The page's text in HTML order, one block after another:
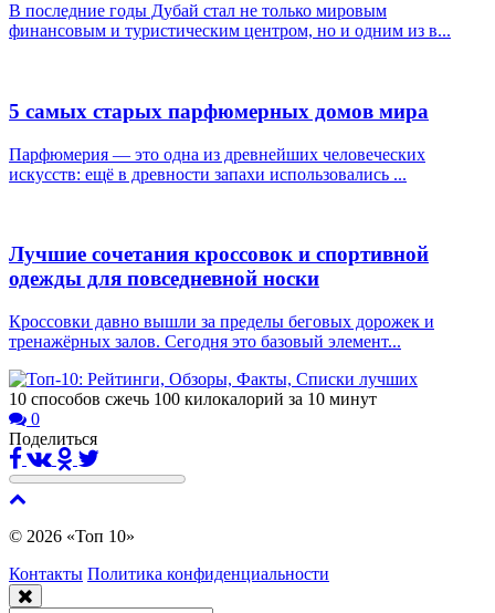
В последние годы Дубай стал не только мировым
финансовым и туристическим центром, но и одним из в...
5 самых старых парфюмерных домов мира
Парфюмерия — это одна из древнейших человеческих
искусств: ещё в древности запахи использовались ...
Лучшие сочетания кроссовок и спортивной
одежды для повседневной носки
Кроссовки давно вышли за пределы беговых дорожек и
тренажёрных залов. Сегодня это базовый элемент...
10 способов сжечь 100 килокалорий за 10 минут
0
Поделиться
© 2026 «Топ 10»
Контакты Политика конфиденциальности